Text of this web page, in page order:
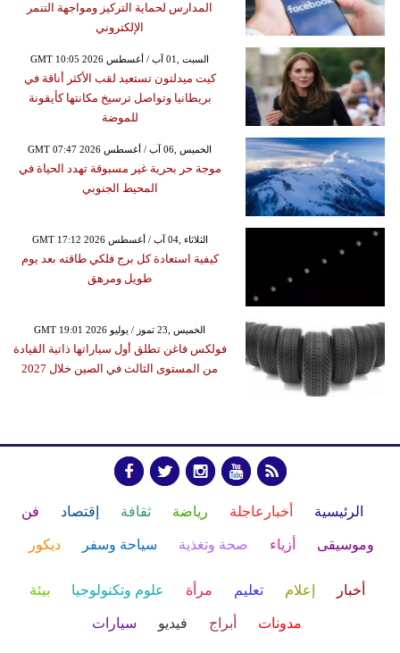
المدارس لحماية التركيز ومواجهة التنمر
الإلكتروني
GMT 10:05 2026 السبت ,01 آب / أغسطس
كيت ميدلتون تستعيد لقب الأكثر أناقة في
بريطانيا وتواصل ترسيخ مكانتها كأيقونة
للموضة
GMT 07:47 2026 الخميس ,06 آب / أغسطس
موجة حر بحرية غير مسبوقة تهدد الحياة في
المحيط الجنوبي
GMT 17:12 2026 الثلاثاء ,04 آب / أغسطس
كيفية استعادة كل برج فلكي طاقته بعد يوم
طويل ومرهق
GMT 19:01 2026 الخميس ,23 تموز / يوليو
فولكس فاغن تطلق أول سياراتها ذاتية القيادة
من المستوى الثالث في الصين خلال 2027
الرئيسية أخبارعاجلة رياضة ثقافة إقتصاد فن
وموسيقى أزياء صحة وتغذية سياحة وسفر ديكور
أخبار إعلام تعليم مرأة علوم وتكنولوجيا بيئة
مدونات أبراج فيديو سيارات